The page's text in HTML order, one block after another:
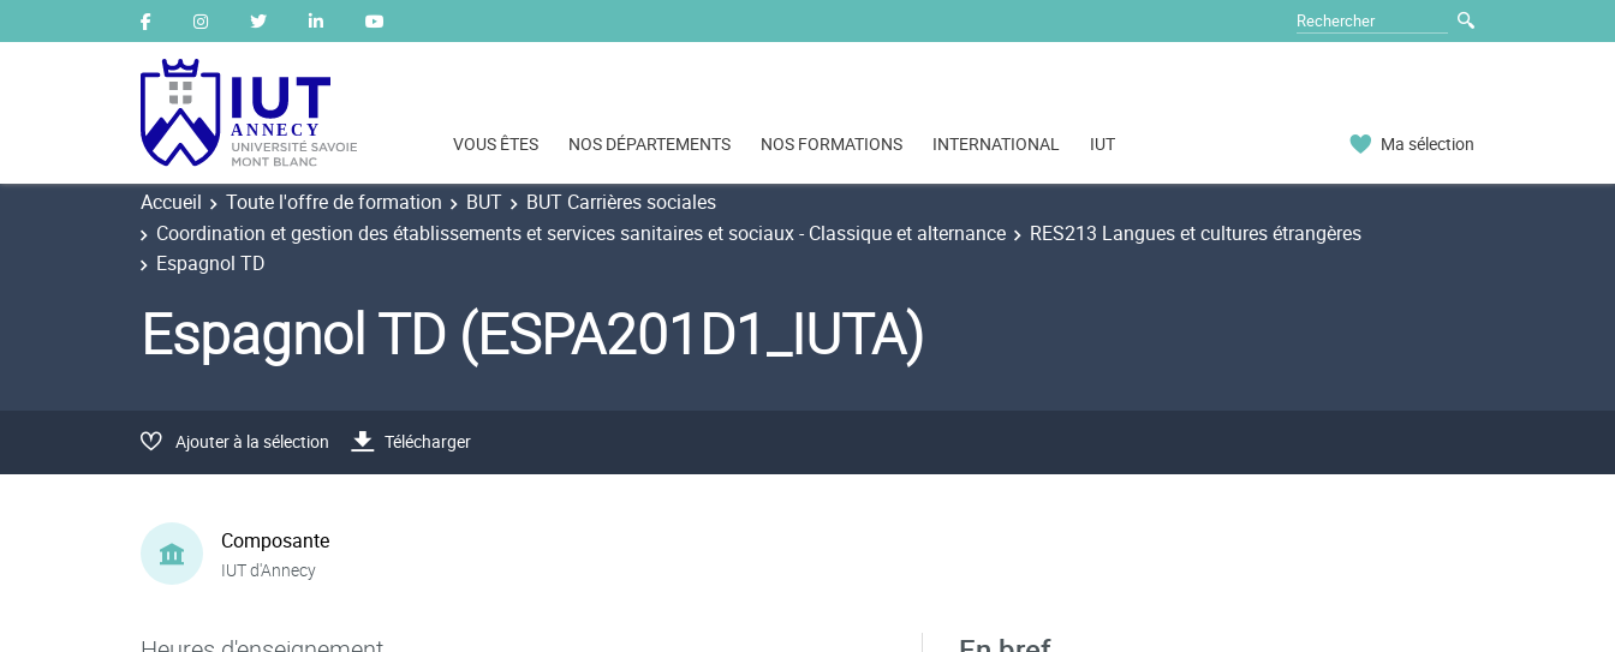
VOUS ÊTES NOS DÉPARTEMENTS NOS FORMATIONS INTERNATIONAL IUT Ma sélection
Accueil Toute l'offre de formation BUT
BUT Carrières sociales
Coordination et gestion des établissements et services sanitaires et sociaux - Classique et alternance
RES213 Langues et cultures étrangères
Espagnol TD
Espagnol TD (ESPA201D1_IUTA)
Ajouter à la sélection Télécharger
Composante
IUT d'Annecy